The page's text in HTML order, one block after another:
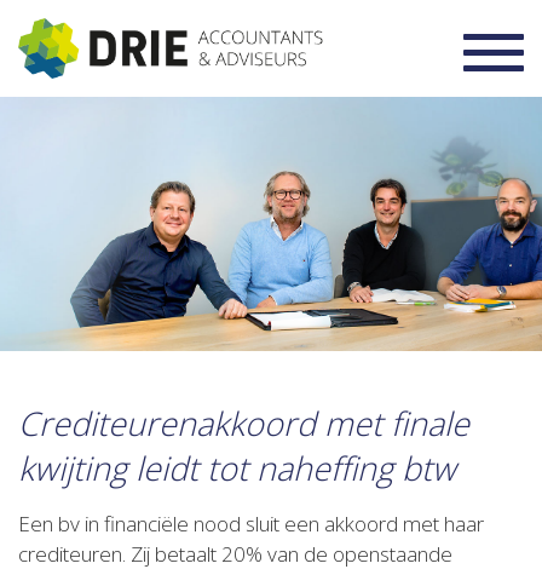
Crediteurenakkoord met finale
kwijting leidt tot naheffing btw
Een bv in financiële nood sluit een akkoord met haar
crediteuren. Zij betaalt 20% van de openstaande